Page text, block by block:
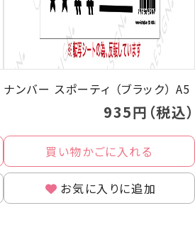
ナンバー スポーティ （ブラック） A5
935円（税込）
買い物かごに入れる
お気に入りに追加